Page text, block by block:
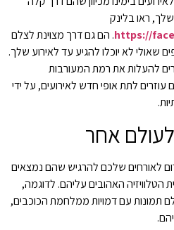
ראו בלינק
https://. הם גם דרך מצוינת לצלם
שאולי לא יוכלו להגיע עד לאירוע שלך.
להעלות את רמת המעורבות
לתת אופי חדש לאירועים, על ידי
אחר
לאורחים שלכם להרגיש שהם נמצאים
הטלוויזיה האהובים עליהם. לדוגמה,
תמונות עם דמויות ממלחמת הכוכבים,